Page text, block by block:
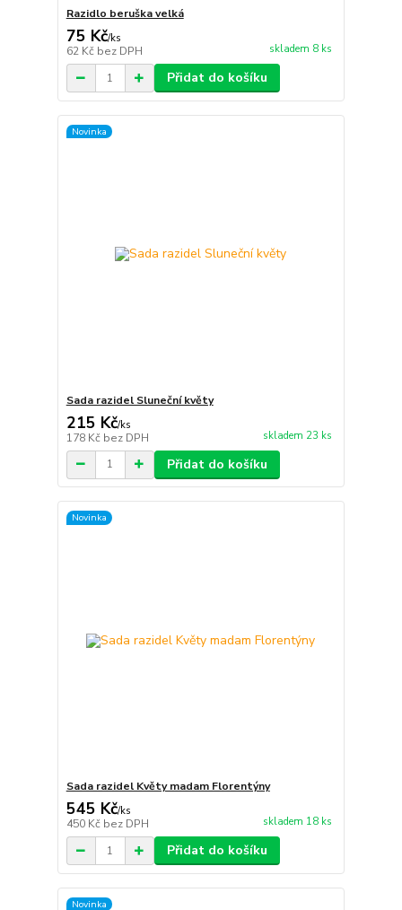
Razidlo beruška velká
75 Kč/ks
62 Kč bez DPH skladem 8 ks
Přidat do košíku
Novinka
Sada razidel Sluneční květy
215 Kč/ks
178 Kč bez DPH skladem 23 ks
Přidat do košíku
Novinka
Sada razidel Květy madam Florentýny
545 Kč/ks
450 Kč bez DPH skladem 18 ks
Přidat do košíku
Novinka